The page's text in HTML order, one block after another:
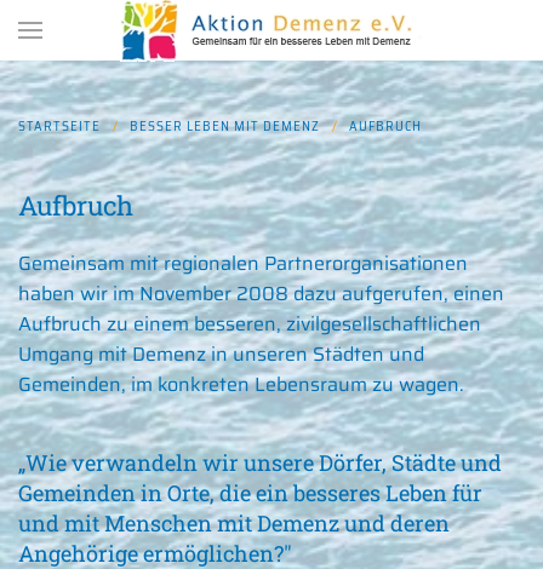
Zum Hauptinhalt springen
STARTSEITE BESSER LEBEN MIT DEMENZ AUFBRUCH
Aufbruch
Gemeinsam mit regionalen Partnerorganisationen
haben wir im November 2008 dazu aufgerufen, einen
Aufbruch zu einem besseren, zivilgesellschaftlichen
Umgang mit Demenz in unseren Städten und
Gemeinden, im konkreten Lebensraum zu wagen.
„Wie verwandeln wir unsere Dörfer, Städte und
Gemeinden in Orte, die ein besseres Leben für
und mit Menschen mit Demenz und deren
Angehörige ermöglichen?"